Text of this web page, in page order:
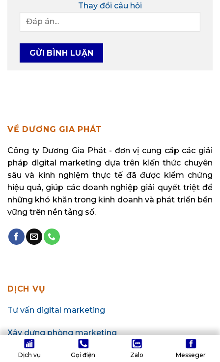
Thay đổi câu hỏi
VỀ DƯƠNG GIA PHÁT
Công ty Dương Gia Phát - đơn vị cung cấp các giải
pháp digital marketing dựa trên kiến thức chuyên
sâu và kinh nghiệm thực tế đã được kiểm chứng
hiệu quả, giúp các doanh nghiệp giải quyết triệt để
những khó khăn trong kinh doanh và phát triển bền
vững trên nền tảng số.
DỊCH VỤ
Tư vấn digital marketing
Xây dựng phòng marketing
Phòng marketing thuê ngoài
Dịch vụ Gọi điện Zalo Messeger